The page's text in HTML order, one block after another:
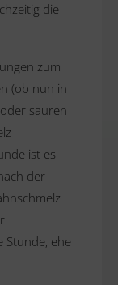
die
zum
(ob nun in
sauren
ist es
der
Stunde, ehe